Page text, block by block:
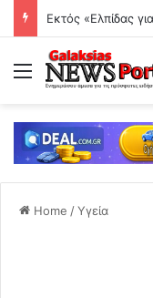
Menu
Home /Υγεία